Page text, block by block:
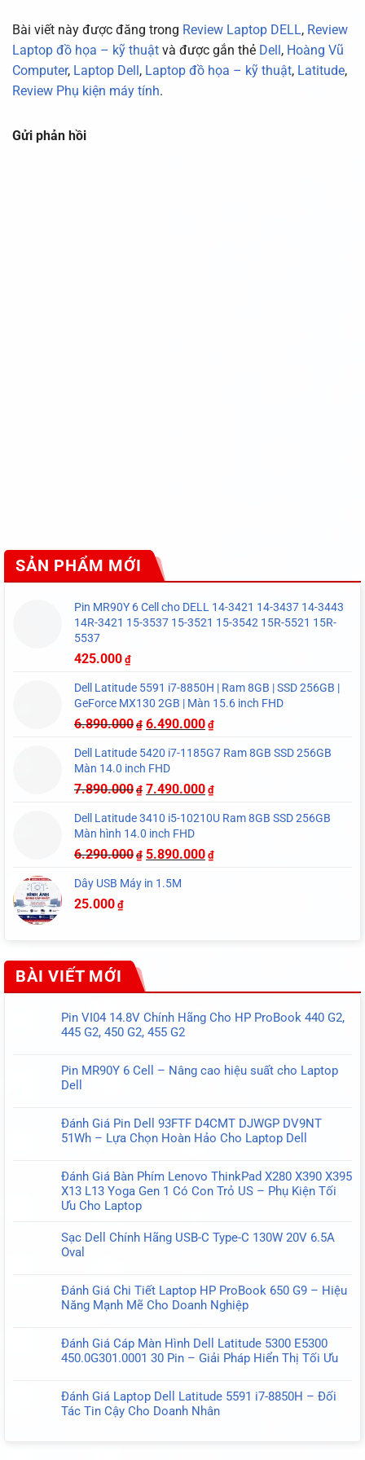
Bài viết này được đăng trong Review Laptop DELL, Review
Laptop đồ họa – kỹ thuật và được gắn thẻ Dell, Hoàng Vũ
Computer, Laptop Dell, Laptop đồ họa – kỹ thuật, Latitude,
Review Phụ kiện máy tính.
Gửi phản hồi
SẢN PHẨM MỚI
Pin MR90Y 6 Cell cho DELL 14-3421 14-3437 14-3443
14R-3421 15-3537 15-3521 15-3542 15R-5521 15R-
5537
425.000 ₫
Dell Latitude 5591 i7-8850H | Ram 8GB | SSD 256GB |
GeForce MX130 2GB | Màn 15.6 inch FHD
6.890.000 ₫ 6.490.000 ₫
Dell Latitude 5420 i7-1185G7 Ram 8GB SSD 256GB
Màn 14.0 inch FHD
7.890.000 ₫ 7.490.000 ₫
Dell Latitude 3410 i5-10210U Ram 8GB SSD 256GB
Màn hình 14.0 inch FHD
6.290.000 ₫ 5.890.000 ₫
Dây USB Máy in 1.5M
25.000 ₫
BÀI VIẾT MỚI
Pin VI04 14.8V Chính Hãng Cho HP ProBook 440 G2,
445 G2, 450 G2, 455 G2
bình
luận
Pin
VI04
Hãng
Cho
HP
440
G2,
450
G2,
G2
Pin MR90Y 6 Cell – Nâng cao hiệu suất cho Laptop
Dell
bình
luận
Pin
MR90Y
6
–
Nâng
cao
suất
cho
Đánh Giá Pin Dell 93FTF D4CMT DJWGP DV9NT
51Wh – Lựa Chọn Hoàn Hảo Cho Laptop Dell
bình
luận
ở
Giá
Pin
93FTF
D4CMT
DJWGP
51Wh
–
Hoàn
Hảo
Đánh Giá Bàn Phím Lenovo ThinkPad X280 X390 X395
X13 L13 Yoga Gen 1 Có Con Trỏ US – Phụ Kiện Tối
Ưu Cho Laptop
có
bình
Đánh
Giá
Phím
Lenovo
ThinkPad
X390
X395
Sạc Dell Chính Hãng USB-C Type-C 130W 20V 6.5A
Oval
bình
luận
Sạc
Dell
USB-
C
Đánh Giá Chi Tiết Laptop HP ProBook 650 G9 – Hiệu
Năng Mạnh Mẽ Cho Doanh Nghiệp
bình
luận
Đánh
Giá
Đánh Giá Cáp Màn Hình Dell Latitude 5300 E5300
450.0G301.0001 30 Pin – Giải Pháp Hiển Thị Tối Ưu
bình
luận
Đánh Giá Laptop Dell Latitude 5591 i7-8850H – Đối
Tác Tin Cậy Cho Doanh Nhân